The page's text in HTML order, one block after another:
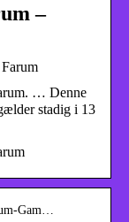
–
… Denne
stadig i 13
Gam…